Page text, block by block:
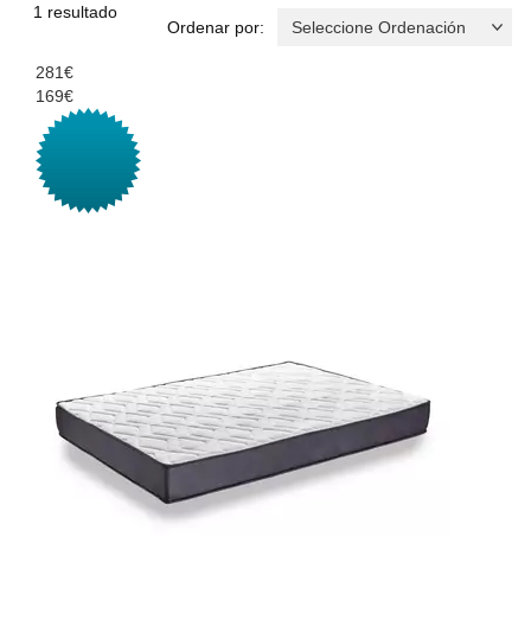
1 resultado
Ordenar por:
281€
169€